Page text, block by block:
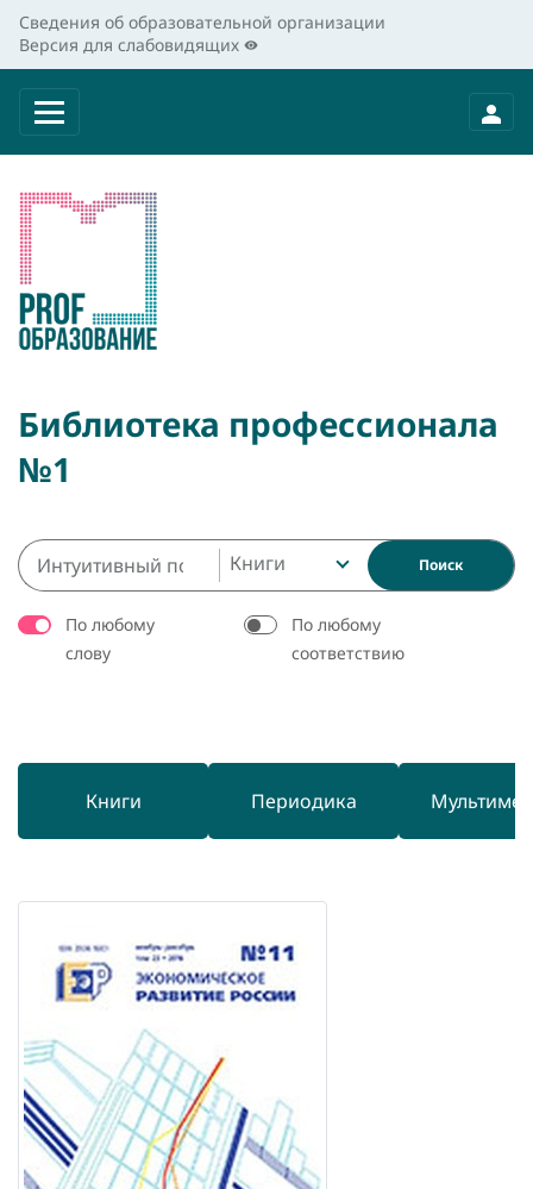
Сведения об образовательной организации
Версия для слабовидящих
Библиотека профессионала
№1
Книги Поиск
По любому
слову
По любому
соответствию
Книги Периодика